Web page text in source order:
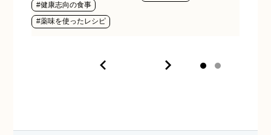
#健康志向の食事
#薬味を使ったレシピ